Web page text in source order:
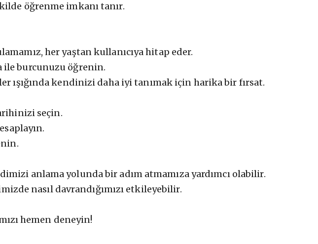
öğrenme imkanı tanır.
her yaştan kullanıcıya hitap eder.
ile burcunuzu öğrenin.
kendinizi daha iyi tanımak için harika bir fırsat.
seçin.
anlama yolunda bir adım atmamıza yardımcı olabilir.
nasıl davrandığımızı etkileyebilir.
hemen deneyin!